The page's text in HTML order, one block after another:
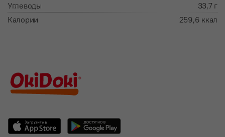
Углеводы
33,7 г
Калории
259,6 ккал